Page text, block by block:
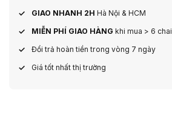
GIAO NHANH 2H Hà Nội & HCM
MIỄN PHÍ GIAO HÀNG khi mua > 6 chai
Đổi trả hoàn tiền trong vòng 7 ngày
Giá tốt nhất thị trường